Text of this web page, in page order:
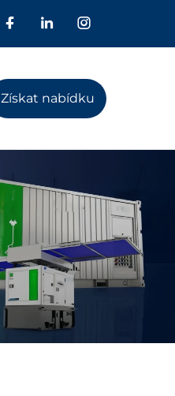
Získat nabídku